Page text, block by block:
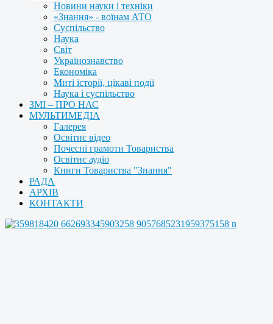
Новини науки і техніки
«Знання» - воїнам АТО
Суспільство
Наука
Світ
Українознавство
Економіка
Миті історії, цікаві події
Наука і суспільство
ЗМІ – ПРО НАС
МУЛЬТИМЕДІА
Галерея
Освітнє відео
Почесні грамоти Товариства
Освітнє аудіо
Книги Товариства "Знання"
РАДА
АРХІВ
КОНТАКТИ